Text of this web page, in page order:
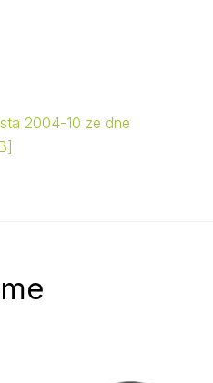
2004-10 ze dne